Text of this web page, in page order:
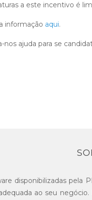
a este incentivo é
informação aqui.
nos ajuda para se
disponibilizadas pela
ao seu